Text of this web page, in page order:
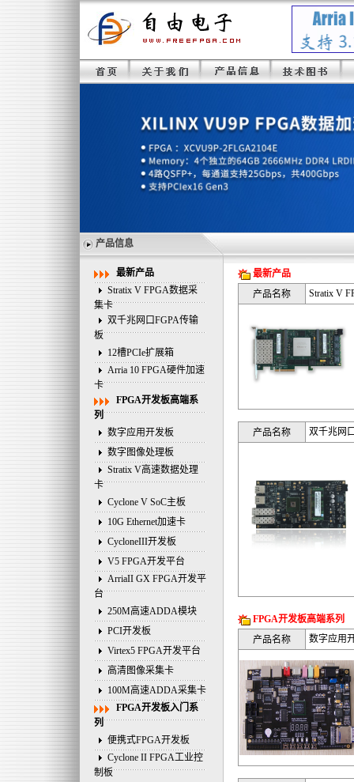
产品信息
最新产品
Stratix V FPGA数据采
集卡
双千兆网口FGPA传输
板
12槽PCIe扩展箱
Arria 10 FPGA硬件加速
卡
FPGA开发板高端系
列
数字应用开发板
数字图像处理板
Stratix V高速数据处理
卡
Cyclone V SoC主板
10G Ethernet加速卡
CycloneIII开发板
V5 FPGA开发平台
ArriaII GX FPGA开发平
台
250M高速ADDA模块
PCI开发板
Virtex5 FPGA开发平台
高清图像采集卡
100M高速ADDA采集卡
FPGA开发板入门系
列
便携式FPGA开发板
Cyclone II FPGA工业控
制板
最新产品
产品名称
Stratix V
产品名称 双千兆网
FPGA开发板高端系列
产品名称
数字应用